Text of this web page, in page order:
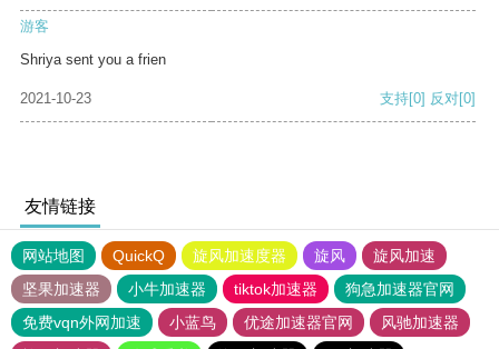
游客
Shriya sent you a frien
2021-10-23 支持[0] 反对[0]
友情链接
网站地图 QuickQ 旋风加速度器 旋风
旋风加速
坚果加速器
小牛加速器 tiktok加速器
狗急加速器官网
免费vqn外网加速
小蓝鸟 优途加速器官网
风驰加速器